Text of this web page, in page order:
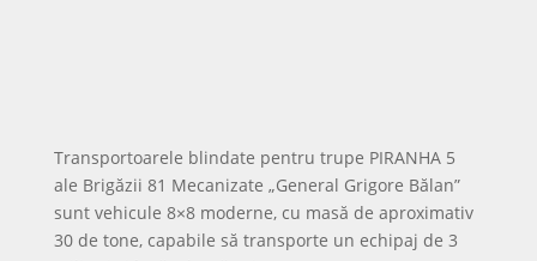
o autonomie de aproximativ 700 km.
Vehiculul poate înainta și prin apă, fiind propulsat la
suprafața apei și ajutat de un troliu frontal pentru
auto-recuperare. Fiabilitatea sa a fost demonstrată